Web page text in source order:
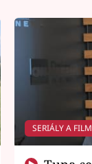
SERIÁLY A